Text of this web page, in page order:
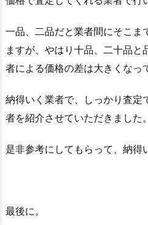
一品、二品だと業者間にそこま
ますが、やはり十品、二十品と
者による価格の差は大きくなっ
納得いく業者で、しっかり査定
者を紹介させていただきました。
是非参考にしてもらって、納得
最後に。